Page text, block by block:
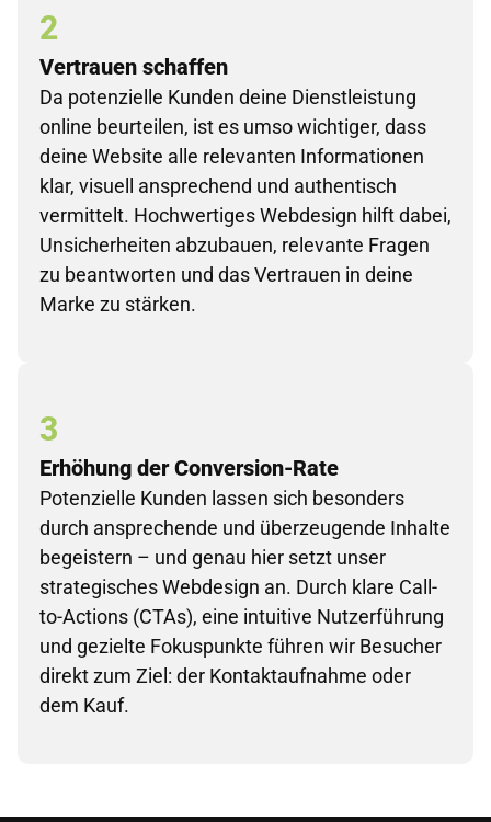
2
Vertrauen schaffen
Da potenzielle Kunden deine Dienstleistung
online beurteilen, ist es umso wichtiger, dass
deine Website alle relevanten Informationen
klar, visuell ansprechend und authentisch
vermittelt. Hochwertiges Webdesign hilft dabei,
Unsicherheiten abzubauen, relevante Fragen
zu beantworten und das Vertrauen in deine
Marke zu stärken.
3
Erhöhung der Conversion-Rate
Potenzielle Kunden lassen sich besonders
durch ansprechende und überzeugende Inhalte
begeistern – und genau hier setzt unser
strategisches Webdesign an. Durch klare Call-
to-Actions (CTAs), eine intuitive Nutzerführung
und gezielte Fokuspunkte führen wir Besucher
direkt zum Ziel: der Kontaktaufnahme oder
dem Kauf.